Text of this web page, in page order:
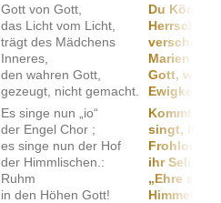
Gott von Gott,
das Licht vom Licht,
trägt des Mädchens
Inneres,
den wahren Gott,
gezeugt, nicht gemacht.
Du König
Herrscher
Marien
Gott,
Ewigkeit
Es singe nun „io“
der Engel Chor ;
es singe nun der Hof
der Himmlischen.:
Ruhm
in den Höhen Gott!
Kommt,
singt, ihr
ihr Seligen:
„Ehre sei
Himmel